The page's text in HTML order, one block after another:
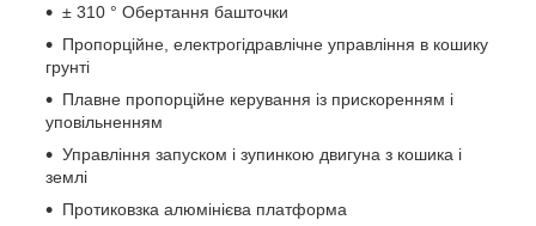
± 310 ° Обертання башточки
Пропорційне, електрогідравлічне управління в кошику
грунті
Плавне пропорційне керування із прискоренням і
уповільненням
Управління запуском і зупинкою двигуна з кошика і
землі
Протиковзка алюмінієва платформа